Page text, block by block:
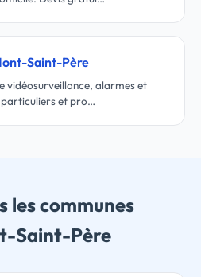
Saint-Père
vidéosurveillance, alarmes et
particuliers et pro…
les communes
Saint-Père